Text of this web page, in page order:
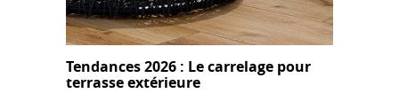
Tendances 2026 : Le carrelage pour
terrasse extérieure